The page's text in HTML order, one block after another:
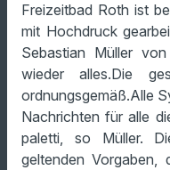
Freizeitbad Roth ist
mit Hochdruck
Sebastian Müller
wieder alles.Die
ordnungsgemäß.Alle
Nachrichten für alle
paletti, so Müller.
geltenden Vorgaben,